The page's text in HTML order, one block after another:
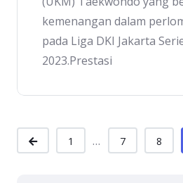
kemenangan dalam
pada Liga DKI Jakarta
2023.Prestasi
1 ... 7 8